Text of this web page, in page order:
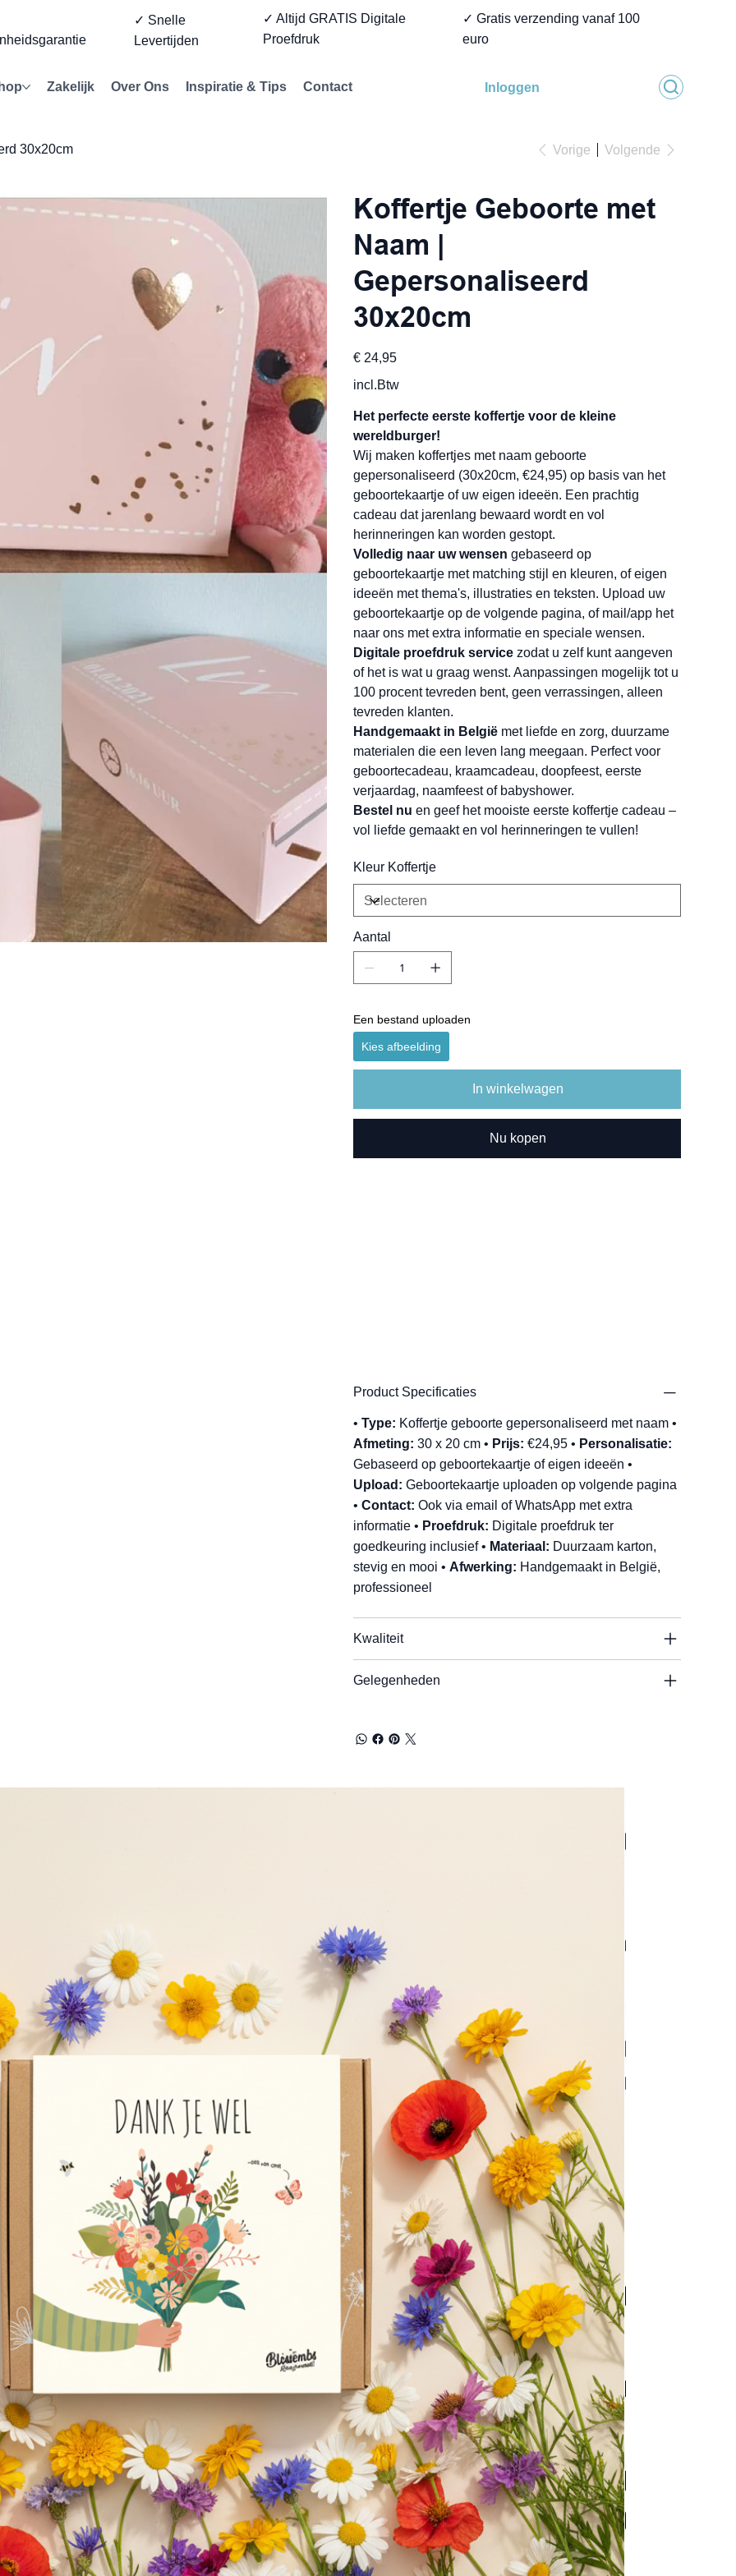
✓ Snelle
Levertijden
✓ Altijd GRATIS Digitale
Proefdruk
✓ Gratis verzending vanaf 100
euro
Zakelijk Over Ons Inspiratie & Tips Contact Inloggen
30x20cm Vorige Volgende
Koffertje Geboorte met
Naam |
Gepersonaliseerd
30x20cm
Prijs
€ 24,95
incl.Btw
Het perfecte eerste koffertje voor de kleine
wereldburger!
Wij maken koffertjes met naam geboorte
gepersonaliseerd (30x20cm, €24,95) op basis van het
geboortekaartje of uw eigen ideeën. Een prachtig
cadeau dat jarenlang bewaard wordt en vol
herinneringen kan worden gestopt.
Volledig naar uw wensen gebaseerd op
geboortekaartje met matching stijl en kleuren, of eigen
ideeën met thema's, illustraties en teksten. Upload uw
geboortekaartje op de volgende pagina, of mail/app het
naar ons met extra informatie en speciale wensen.
Digitale proefdruk servicezodat u zelf kunt aangeven
of het is wat u graag wenst. Aanpassingen mogelijk tot u
100 procent tevreden bent, geen verrassingen, alleen
tevreden klanten.
Handgemaakt in Belgiëmet liefde en zorg, duurzame
materialen die een leven lang meegaan. Perfect voor
geboortecadeau, kraamcadeau, doopfeest, eerste
verjaardag, naamfeest of babyshower.
Bestel nu en geef het mooiste eerste koffertje cadeau –
vol liefde gemaakt en vol herinneringen te vullen!
Kleur Koffertje
Aantal
Een bestand uploaden
Kies afbeelding
In winkelwagen
Nu kopen
Product Specificaties
• Type: Koffertje geboorte gepersonaliseerd met naam •
Afmeting: 30 x 20 cm • Prijs: €24,95 • Personalisatie:
Gebaseerd op geboortekaartje of eigen ideeën •
Upload: Geboortekaartje uploaden op volgende pagina
• Contact: Ook via email of WhatsApp met extra
informatie • Proefdruk: Digitale proefdruk ter
goedkeuring inclusief • Materiaal: Duurzaam karton,
stevig en mooi • Afwerking: Handgemaakt in België,
professioneel
Kwaliteit
Gelegenheden